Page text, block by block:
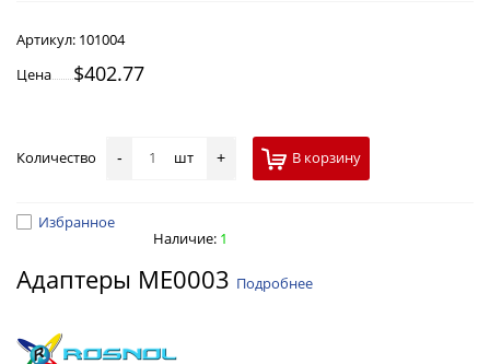
Артикул: 101004
Цена
$402.77
Количество - шт + В корзину
Избранное
Наличие: 1
Адаптеры ME0003 Подробнее